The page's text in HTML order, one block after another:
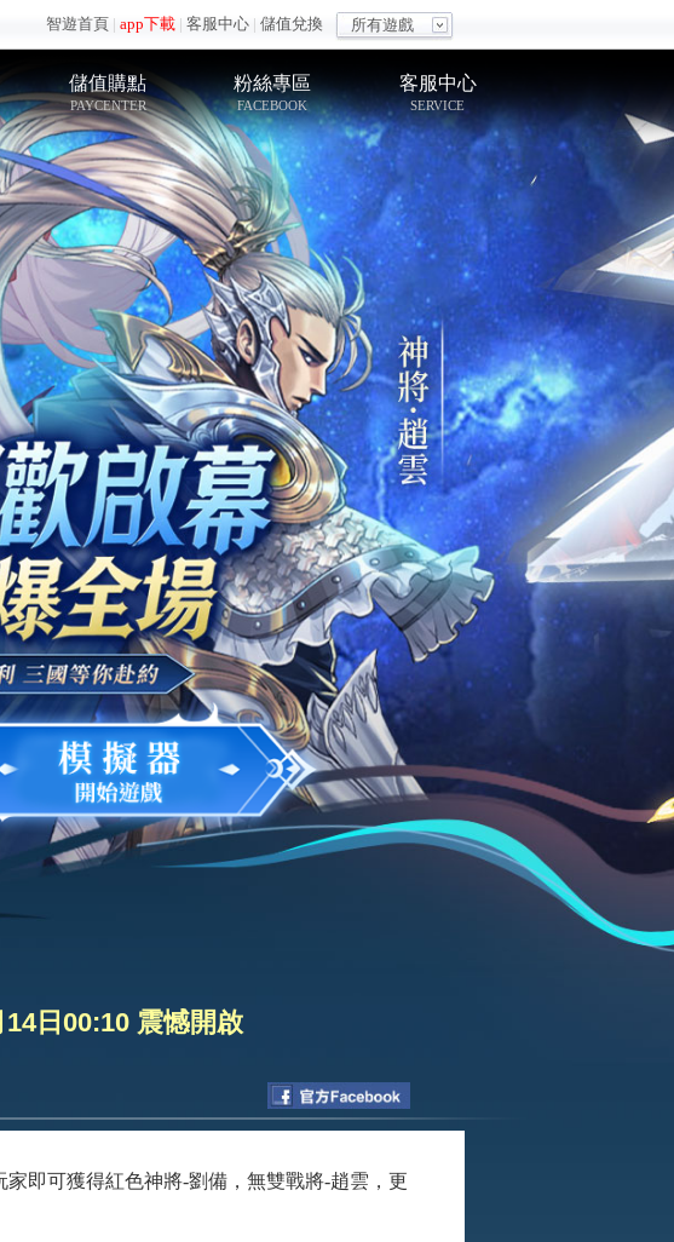
所有遊戲
智遊首頁 | app下載 | 客服中心 | 儲值兌換
儲值購點
PAYCENTER
粉絲專區
FACEBOOK
客服中心
SERVICE
14日00:10 震憾開啟
即可獲得紅色神將-劉備，無雙戰將-趙雲，更